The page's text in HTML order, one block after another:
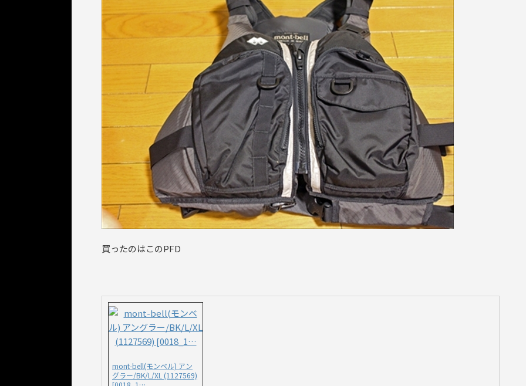
買ったのはこのPFD
mont-bell(モンベル) アン
グラー/BK/L/XL (1127569)